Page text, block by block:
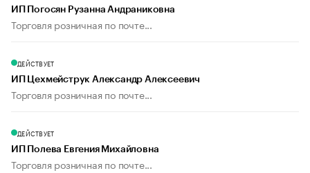
ИП Погосян Рузанна Андраниковна
Торговля розничная по почте...
ДЕЙСТВУЕТ
ИП Цехмейструк Александр Алексеевич
Торговля розничная по почте...
ДЕЙСТВУЕТ
ИП Полева Евгения Михайловна
Торговля розничная по почте...